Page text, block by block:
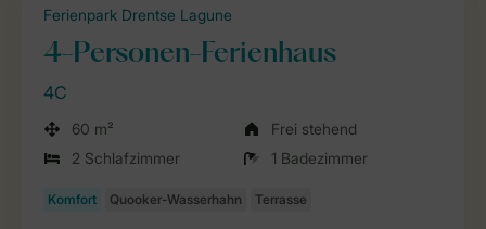
Ferienpark Drentse Lagune
4-Personen-Ferienhaus
4C
60 m²
Frei stehend
2 Schlafzimmer
1 Badezimmer